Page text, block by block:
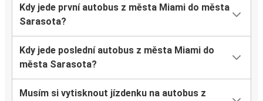
Kdy jede první autobus z města Miami do města
Sarasota?
Kdy jede poslední autobus z města Miami do
města Sarasota?
Musím si vytisknout jízdenku na autobus z